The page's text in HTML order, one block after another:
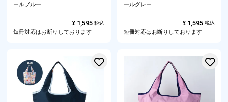
ールブルー
¥ 1,595 税込
短冊対応はお断りしております
ールグレー
¥ 1,595 税込
短冊対応はお断りしております
お気に入りに登録する